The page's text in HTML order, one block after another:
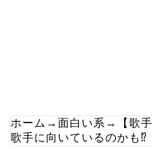
ホーム → 面白い系 →
【歌
歌手に向いているのかも⁉